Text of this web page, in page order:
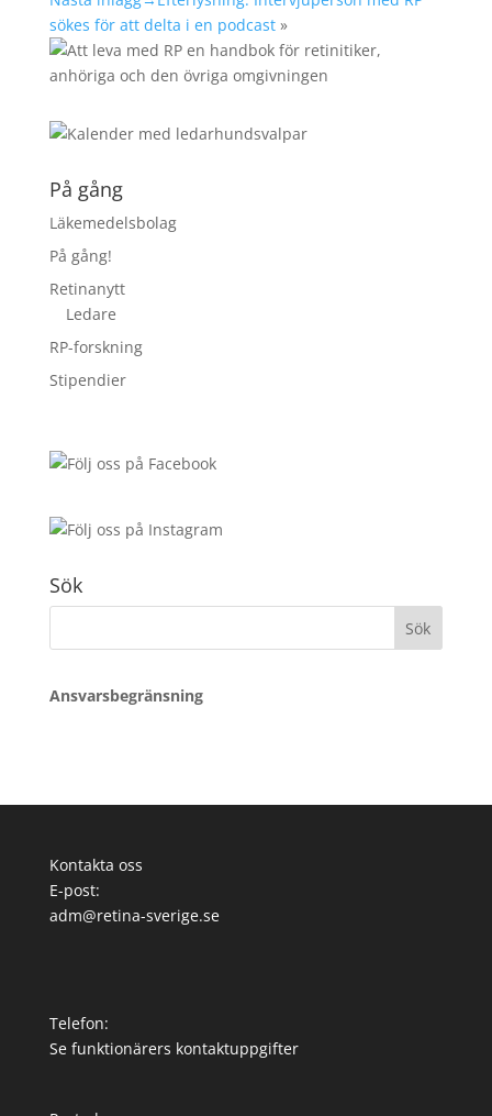
sökes för att delta i en podcast»
På gång
Läkemedelsbolag
På gång!
Retinanytt
Ledare
RP-forskning
Stipendier
Sök
Sök
Ansvarsbegränsning
Kontakta oss
E-post:
adm@retina-sverige.se
Telefon:
Se funktionärers kontaktuppgifter